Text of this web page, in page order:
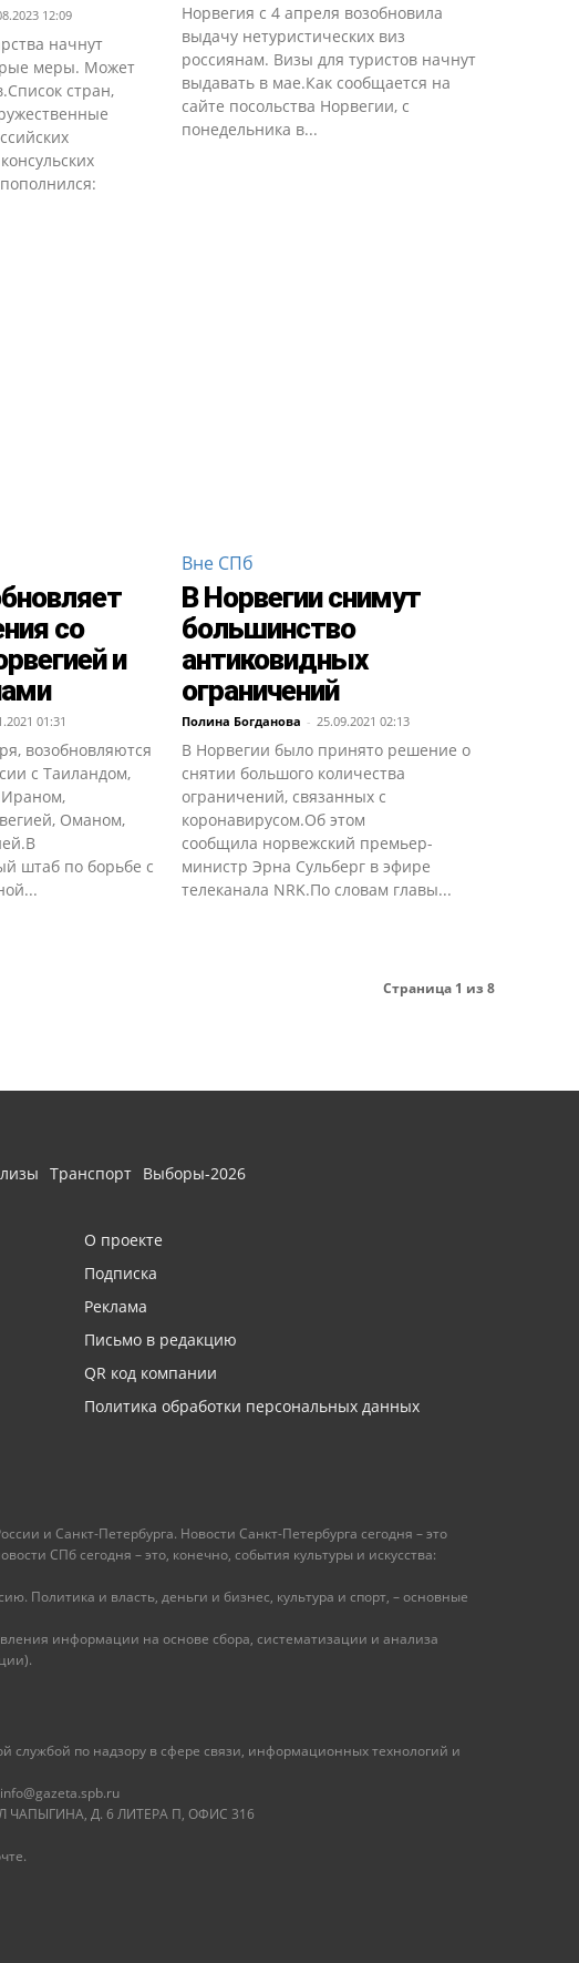
12:09
начнут
меры. Может
стран,
Норвегия с 4 апреля возобновила
выдачу нетуристических виз
россиянам. Визы для туристов начнут
выдавать в мае.Как сообщается на
сайте посольства Норвегии, с
понедельника в...
со
и
01:31
возобновляются
с Таиландом,
Ираном,
Оманом,
штаб по борьбе с
Вне СПб
В Норвегии снимут
большинство
антиковидных
ограничений
Полина Богданова - 25.09.2021 02:13
В Норвегии было принято решение о
снятии большого количества
ограничений, связанных с
коронавирусом.Об этом
сообщила норвежский премьер-
министр Эрна Сульберг в эфире
телеканала NRK.По словам главы...
Страница 1 из 8
Транспорт Выборы-2026
О проекте
Подписка
Реклама
Письмо в редакцию
QR код компании
Политика обработки персональных данных
и Санкт-Петербурга. Новости Санкт-Петербурга сегодня – это
СПб сегодня – это, конечно, события культуры и искусства:
Политика и власть, деньги и бизнес, культура и спорт, – основные
информации на основе сбора, систематизации и анализа
по надзору в сфере связи, информационных технологий и
ЧАПЫГИНА, Д. 6 ЛИТЕРА П, ОФИС 316